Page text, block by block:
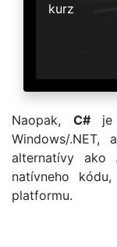
kurz
Naopak, C#je
Windows/
alternatívy ako
natívneho
platformu.